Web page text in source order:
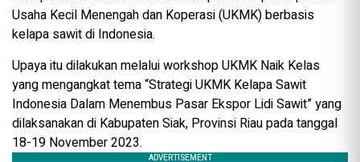
Usaha Kecil Menengah dan Koperasi (UKMK) berbasis
kelapa sawit di Indonesia.
Upaya itu dilakukan melalui workshop UKMK Naik Kelas
yang mengangkat tema “Strategi UKMK Kelapa Sawit
Indonesia Dalam Menembus Pasar Ekspor Lidi Sawit” yang
dilaksanakan di Kabupaten Siak, Provinsi Riau pada tanggal
18-19 November 2023.